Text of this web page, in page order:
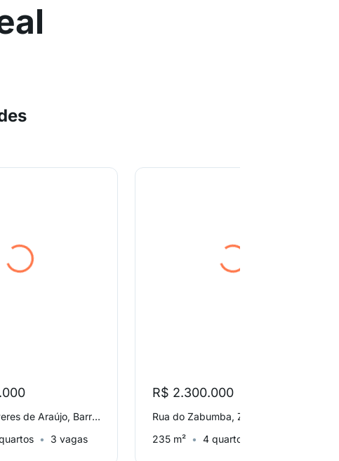
Rua Gerson Peres de Araújo, Barra Velha
3 vagas
R$ 2.300.000
Rua do Zabumba, Zabumba
235 m²
4 quartos